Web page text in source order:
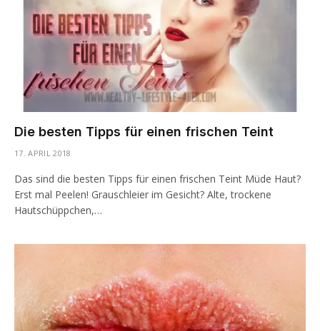
Die besten Tipps für einen frischen Teint
17. APRIL 2018
Das sind die besten Tipps für einen frischen Teint Müde Haut?
Erst mal Peelen! Grauschleier im Gesicht? Alte, trockene
Hautschüppchen,…